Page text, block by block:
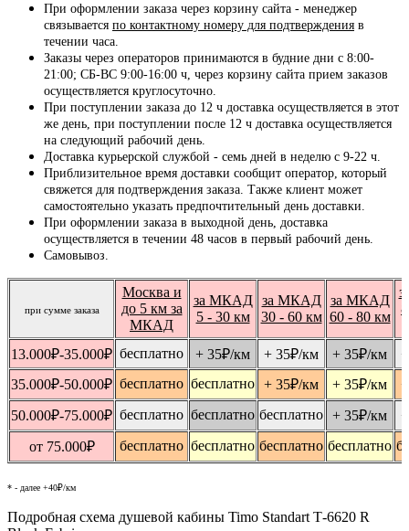
При оформлении заказа через корзину сайта - менеджер
связывается по контактному номеру для подтверждения в
течении часа.
Заказы через операторов принимаются в будние дни с 8:00-
21:00; СБ-ВС 9:00-16:00 ч, через корзину сайта прием заказов
осуществляется круглосуточно.
При поступлении заказа до 12 ч доставка осуществляется в этот
же день, при поступлении после 12 ч доставка осуществляется
на следующий рабочий день.
Доставка курьерской службой - семь дней в неделю с 9-22 ч.
Приблизительное время доставки сообщит оператор, который
свяжется для подтверждения заказа. Также клиент может
самостоятельно указать предпочтительный день доставки.
При оформлении заказа в выходной день, доставка
осуществляется в течении 48 часов в первый рабочий день.
Самовывоз.
при сумме заказа
Москва и
до 5 км за
МКАД
за МКАД
5 - 30 км
за МКАД
30 - 60 км
за МКАД
60 - 80 км
13.000₽-35.000₽ бесплатно + 35₽/км + 35₽/км + 35₽/км
35.000₽-50.000₽ бесплатно бесплатно + 35₽/км + 35₽/км
50.000₽-75.000₽ бесплатно бесплатно бесплатно + 35₽/км
от 75.000₽ бесплатно бесплатно бесплатно бесплатно
* - далее +40₽/км
Подробная схема душевой кабины Timo Standart Т-6620 R